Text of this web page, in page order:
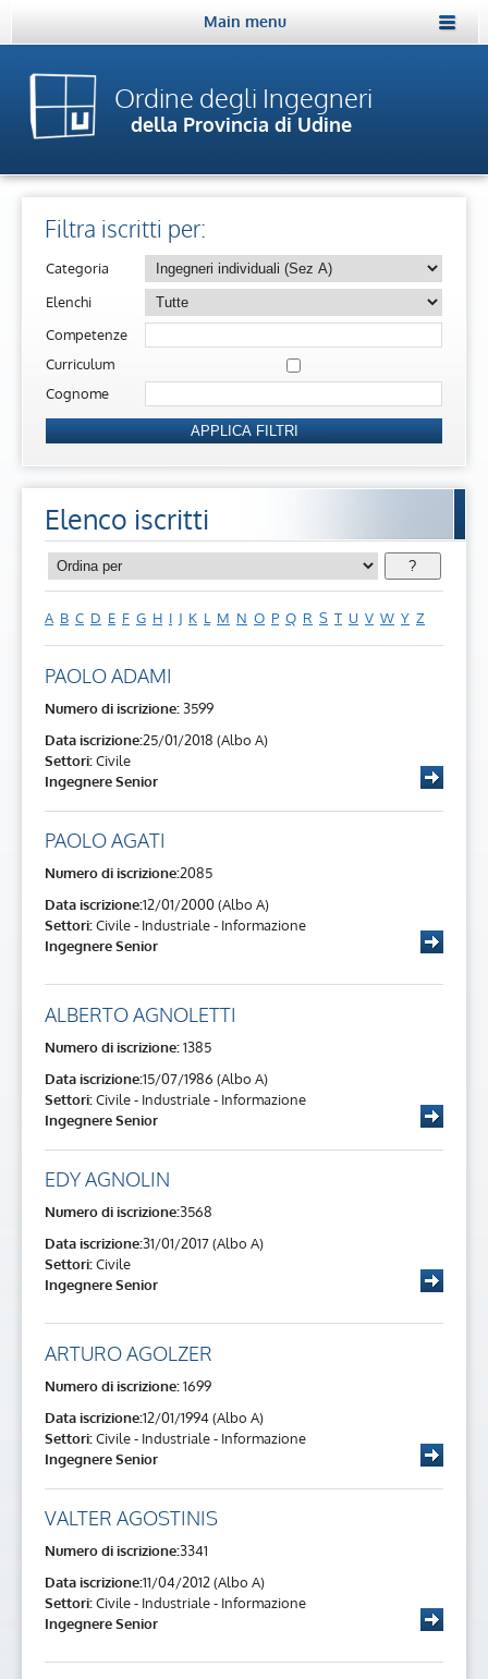
Main menu
Ordine degli Ingegneri
della Provincia di Udine
Filtra iscritti per:
Categoria
Elenchi
Competenze
Curriculum
Cognome
APPLICA FILTRI
Elenco iscritti
?
A B C D E F G H I J K L M N O P Q R S T U V W Y Z
PAOLO ADAMI
Numero di iscrizione: 3599
Data iscrizione:25/01/2018 (Albo A)
Settori:Civile
Ingegnere Senior
PAOLO AGATI
Numero di iscrizione:2085
Data iscrizione:12/01/2000 (Albo A)
Settori:Civile - Industriale - Informazione
Ingegnere Senior
ALBERTO AGNOLETTI
Numero di iscrizione:1385
Data iscrizione:15/07/1986 (Albo A)
Settori:Civile - Industriale - Informazione
Ingegnere Senior
EDY AGNOLIN
Numero di iscrizione:3568
Data iscrizione:31/01/2017 (Albo A)
Settori:Civile
Ingegnere Senior
ARTURO AGOLZER
Numero di iscrizione:1699
Data iscrizione:12/01/1994 (Albo A)
Settori:Civile - Industriale - Informazione
Ingegnere Senior
VALTER AGOSTINIS
Numero di iscrizione:3341
Data iscrizione:11/04/2012 (Albo A)
Settori:Civile - Industriale - Informazione
Ingegnere Senior